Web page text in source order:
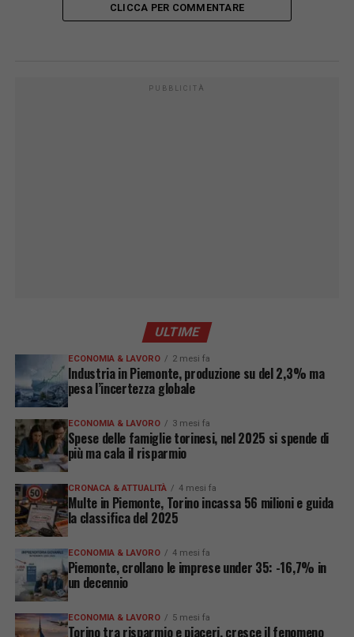
CLICCA PER COMMENTARE
PUBBLICITÀ
ULTIME
ECONOMIA & LAVORO 2 mesi fa
Industria in Piemonte, produzione su del 2,3% ma
pesa l’incertezza globale
ECONOMIA & LAVORO 3 mesi fa
Spese delle famiglie torinesi, nel 2025 si spende di
più ma cala il risparmio
CRONACA & ATTUALITÀ 4 mesi fa
Multe in Piemonte, Torino incassa 56 milioni e guida
la classifica del 2025
ECONOMIA & LAVORO 4 mesi fa
Piemonte, crollano le imprese under 35: -16,7% in
un decennio
ECONOMIA & LAVORO 5 mesi fa
Torino tra risparmio e piaceri, cresce il fenomeno